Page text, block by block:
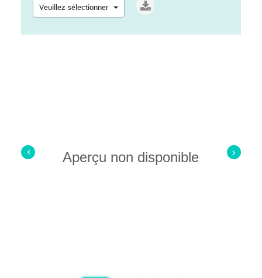
Aperçu non disponible
Veuillez sélectionner